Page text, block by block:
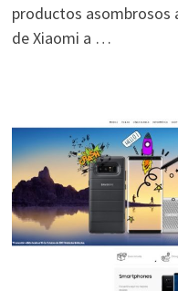
productos asombrosos
de Xiaomi a …